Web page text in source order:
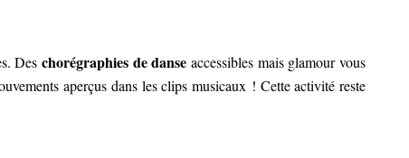
Des chorégraphies de danse accessibles mais glamour vous
aperçus dans les clips musicaux ! Cette activité reste